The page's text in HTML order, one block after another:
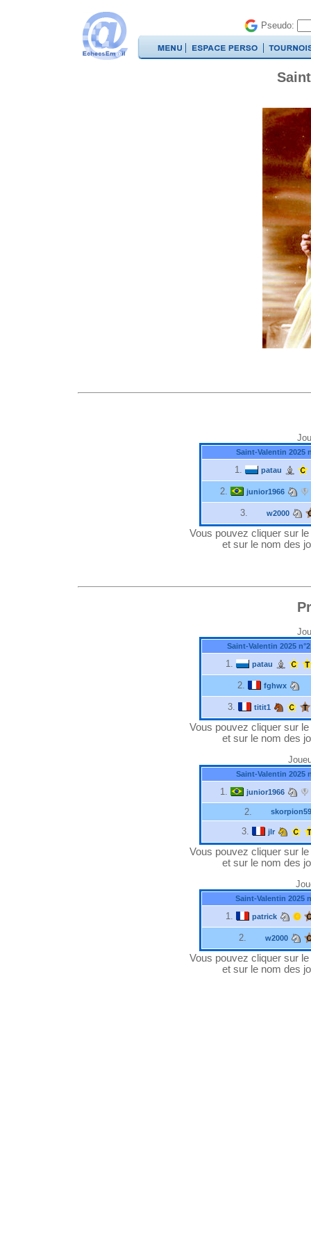
Pseudo:
Saint-Valentin 2025
1. patau
2. junior1966
3. w2000
Vous pouvez cliquer sur
et sur le nom des
Saint-Valentin 2025 n°2
1. patau
2. fghwx
3. titit1
Vous pouvez cliquer sur
et sur le nom des
Saint-Valentin 2025
1. junior1966
2. skorpion59
3. jlr
Vous pouvez cliquer sur
et sur le nom des
Saint-Valentin 2025
1. patrick
2. w2000
Vous pouvez cliquer sur
et sur le nom des